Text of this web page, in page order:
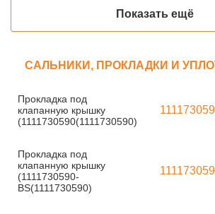
Показать ещё
САЛЬНИКИ, ПРОКЛАДКИ И
Прокладка под
клапанную крышку
(1111730590(1111730590)
Прокладка под
клапанную крышку
(1111730590-
BS(1111730590)